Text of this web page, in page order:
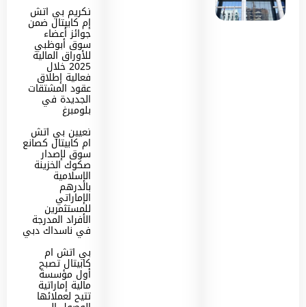
تكريم بي اتش
إم كابيتال ضمن
جوائز أعضاء
سوق أبوظبي
للأوراق المالية
2025 خلال
فعالية إطلاق
عقود المشتقات
الجديدة في
بلومبرغ
تعيين بي اتش
ام كابيتال كصانع
سوق لإصدار
صكوك الخزينة
الإسلامية
بالدرهم
الإماراتي
للمستثمرين
الأفراد المدرجة
في ناسداك دبي
بي اتش ام
كابيتال تصبح
أول مؤسسة
مالية إماراتية
تتيح لعملائها